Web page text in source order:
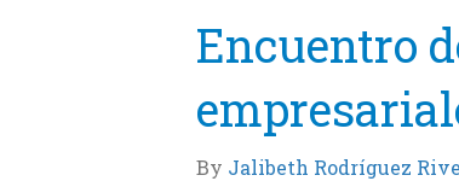
Encuentro
By Jalibeth Rodríguez